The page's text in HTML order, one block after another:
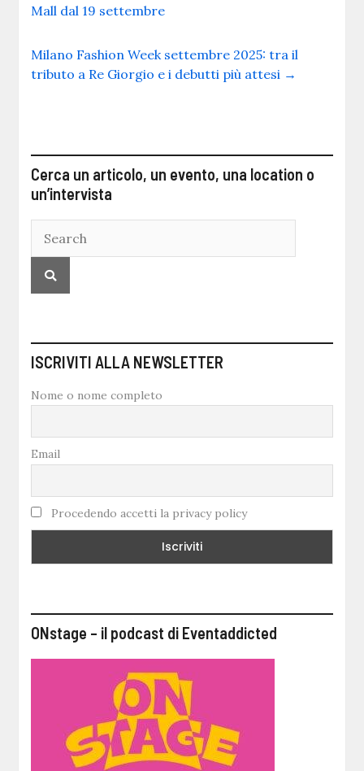
Mall dal 19 settembre
Milano Fashion Week settembre 2025: tra il
tributo a Re Giorgio e i debutti più attesi →
Cerca un articolo, un evento, una location o
un’intervista
ISCRIVITI ALLA NEWSLETTER
Nome o nome completo
Email
Procedendo accetti la privacy policy
ONstage – il podcast di Eventaddicted